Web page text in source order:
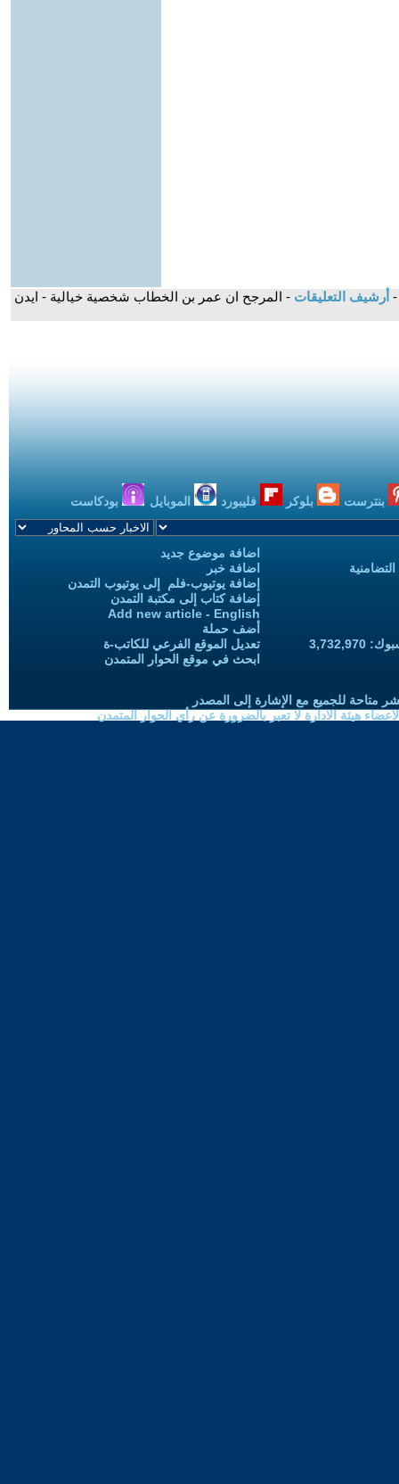
- أرشيف التعليقات - المرجح ان عمر بن الخطاب شخصية خيالية - ايدن
بنترست بلوكر فليبورد الموبايل بودكاست
اضافة موضوع جديد
اضافة خبر
إضافة يوتيوب-فلم إلى يوتيوب التمدن
إضافة كتاب إلى مكتبة التمدن
Add new article - English
أضف حملة
تعديل الموقع الفرعي للكاتب-ة
ابحث في موقع الحوار المتمدن
متاحة للجميع مع الإشارة إلى المصدر
هيئة الادارة لا تعبر بالضرورة عن رأي الحوار المتمدن